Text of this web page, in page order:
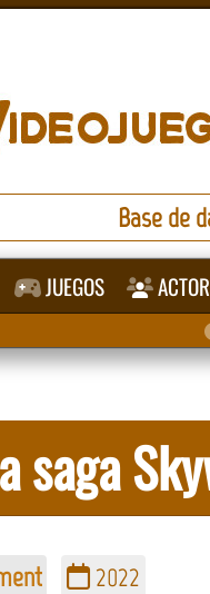
Base de
JUEGOS
saga
2022